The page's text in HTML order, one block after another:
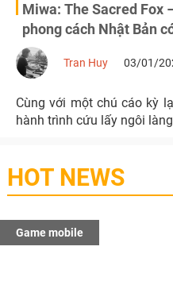
Miwa: The Sacred Fox
phong cách Nhật Bản
Tran Huy 03/01/
Cùng với một chú cáo kỳ
hành trình cứu lấy ngôi
HOT NEWS
Game mobile